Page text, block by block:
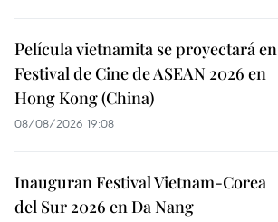
Película vietnamita se proyectará en
Festival de Cine de ASEAN 2026 en
Hong Kong (China)
08/08/2026 19:08
Inauguran Festival Vietnam-Corea
del Sur 2026 en Da Nang